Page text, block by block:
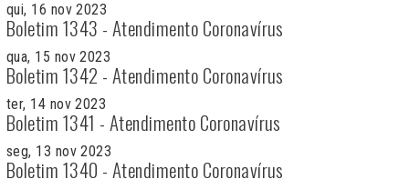
qui, 16 nov 2023
Boletim 1343 - Atendimento Coronavírus
qua, 15 nov 2023
Boletim 1342 - Atendimento Coronavírus
ter, 14 nov 2023
Boletim 1341 - Atendimento Coronavírus
seg, 13 nov 2023
Boletim 1340 - Atendimento Coronavírus